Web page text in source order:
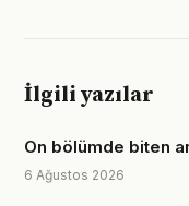
İlgili yazılar
On bölümde biten
6 Ağustos 2026